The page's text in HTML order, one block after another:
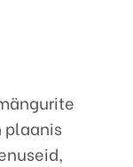
plaanis